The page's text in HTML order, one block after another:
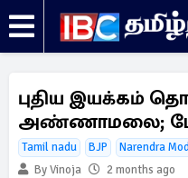
புதிய இயக்கம்
அண்ணாமலை;
Tamil nadu BJP Narendra
By Vinoja
2 months ago